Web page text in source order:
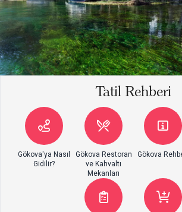
Tatil Rehberi
Gökova'ya Nasıl
Gidilir?
Gökova Restoran
ve Kahvaltı
Mekanları
Gökova